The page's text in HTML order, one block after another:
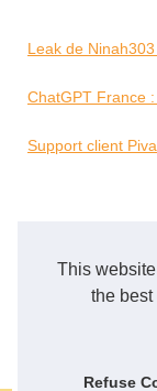
This
the
Refuse
Leak de Ninah303
ChatGPT France :
Support client
Jeux de casino